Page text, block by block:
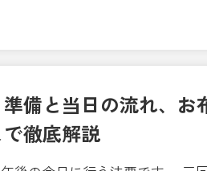
備と当日の流れ、お
徹底解説